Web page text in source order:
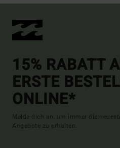
15% RABATT
ERSTE
ONLINE*
Melde dich an, um immer die
Angebote zu erhalten.